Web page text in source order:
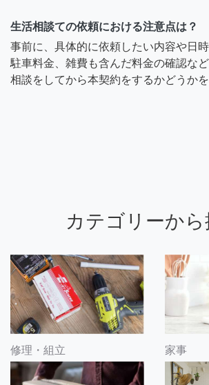
生活相談ての依頼における注意点は？
事前に、具体的に依頼したい内容や日
駐車料金、雑費も含んだ料金の確認な
相談をしてから本契約をするかどうかを
カテゴリーから
修理・組立 家事